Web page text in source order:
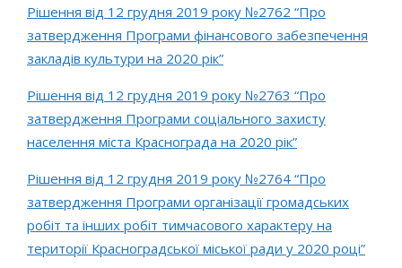
Рішення від 12 грудня 2019 року №2762 “Про
затвердження Програми фінансового забезпечення
закладів культури на 2020 рік”
Рішення від 12 грудня 2019 року №2763 “Про
затвердження Програми соціального захисту
населення міста Краснограда на 2020 рік”
Рішення від 12 грудня 2019 року №2764 “Про
затвердження Програми організації громадських
робіт та інших робіт тимчасового характеру на
території Красноградської міської ради у 2020 році”